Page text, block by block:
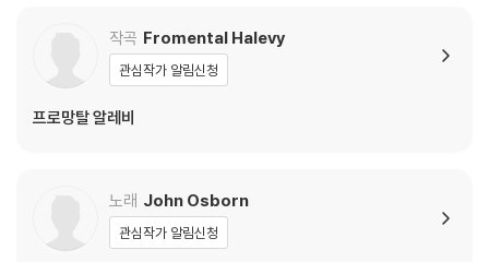
한 나머지 레오폴드를 고발하지만 사랑 때문에 철회한다. 하지만 라셀와
엘레아자르는 종교재판에 넘겨져 이단죄로 처형당할 위기에 놓인다. 추기
경 브로니는 이상한 친근감 탓에 라셀에게 기독교로 개종하면 살려주겠다
고 설득하지만 실패한다. 엘레아자르는 처형 직전에야 충격적인 진실을 밝
되지 못한 채 막을 내린다.
- 〈유대 여인〉은 그랑도페라의 대표작답게 규모도 크고, 종교적 광신, 반유
작곡 Fromental Halevy
관심작가 알림신청
프로망탈 알레비
노래 John Osborn
관심작가 알림신청